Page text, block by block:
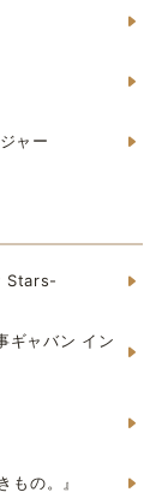
ャー
Stars-
ギャバン イン
もの。』